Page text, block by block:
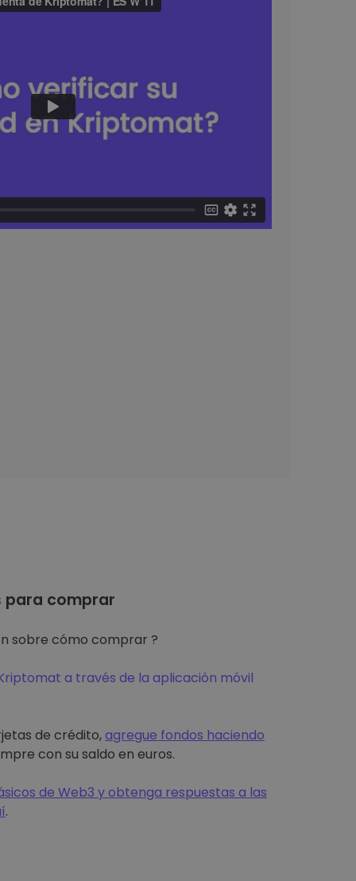
para comprar
sobre cómo comprar ?
a través de la aplicación móvil
de crédito,agregue fondos haciendo
con su saldo en euros.
de Web3 y obtenga respuestas a las
.